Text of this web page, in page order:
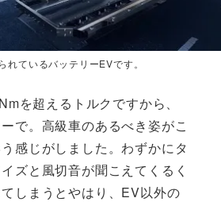
れているバッテリーEVです。
を超えるトルクですから、
で。高級車のあるべき姿がこ
感じがしました。わずかにタ
ズと風切音が聞こえてくるく
しまうとやはり、EV以外の